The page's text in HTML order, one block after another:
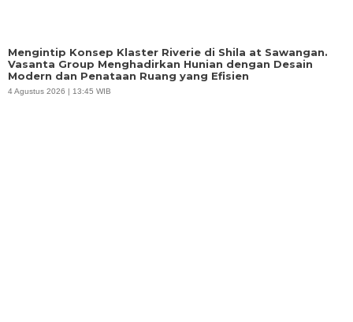
Mengintip Konsep Klaster Riverie di Shila at Sawangan.
Vasanta Group Menghadirkan Hunian dengan Desain
Modern dan Penataan Ruang yang Efisien
4 Agustus 2026 | 13:45 WIB